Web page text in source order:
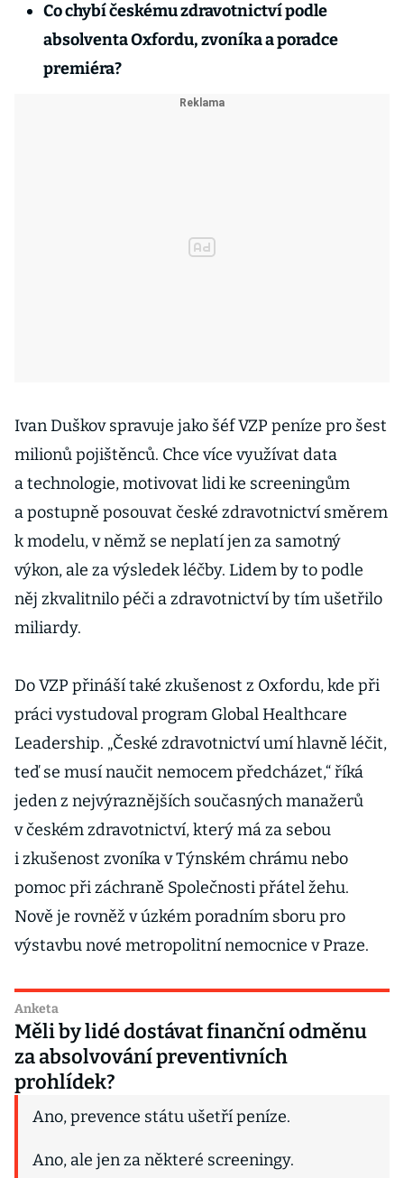
Co chybí českému zdravotnictví podle
absolventa Oxfordu, zvoníka a poradce
premiéra?
Ivan Duškov spravuje jako šéf VZP peníze pro šest
milionů pojištěnců. Chce více využívat data
a technologie, motivovat lidi ke screeningům
a postupně posouvat české zdravotnictví směrem
k modelu, v němž se neplatí jen za samotný
výkon, ale za výsledek léčby. Lidem by to podle
něj zkvalitnilo péči a zdravotnictví by tím ušetřilo
miliardy.
Do VZP přináší také zkušenost z Oxfordu, kde při
práci vystudoval program Global Healthcare
Leadership. „České zdravotnictví umí hlavně léčit,
teď se musí naučit nemocem předcházet,“ říká
jeden z nejvýraznějších současných manažerů
v českém zdravotnictví, který má za sebou
i zkušenost zvoníka v Týnském chrámu nebo
pomoc při záchraně Společnosti přátel žehu.
Nově je rovněž v úzkém poradním sboru pro
výstavbu nové metropolitní nemocnice v Praze.
Anketa
Měli by lidé dostávat finanční odměnu
za absolvování preventivních
prohlídek?
Ano, prevence státu ušetří peníze.
Ano, ale jen za některé screeningy.